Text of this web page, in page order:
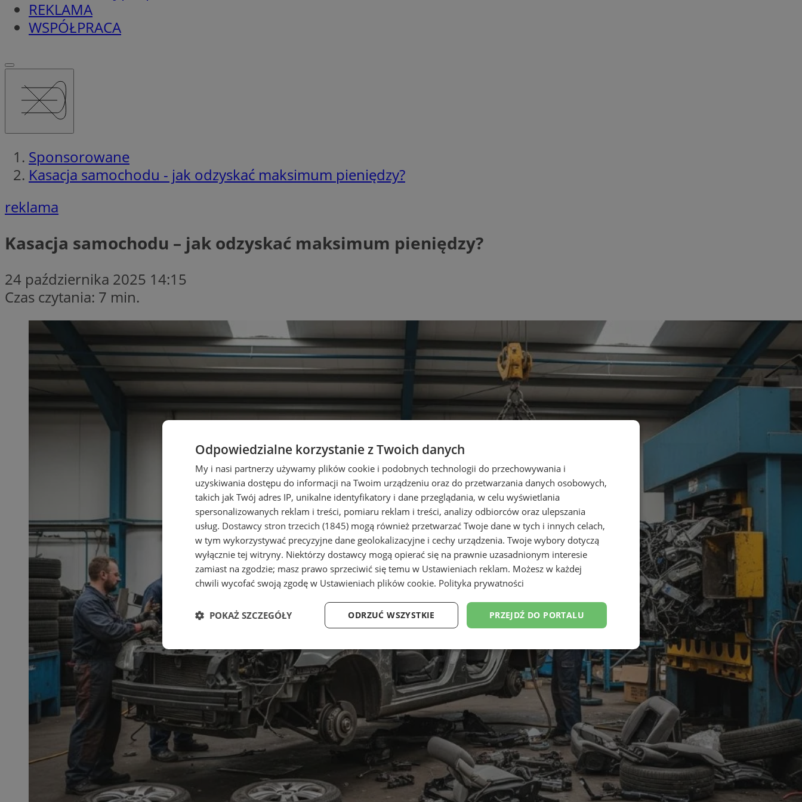
REKLAMA
WSPÓŁPRACA
Sponsorowane
Kasacja samochodu - jak odzyskać maksimum pieniędzy?
reklama
Kasacja samochodu – jak odzyskać maksimum pieniędzy?
24 października 2025 14:15
Czas czytania: 7 min.
Odpowiedzialne korzystanie z Twoich danych
My i nasi partnerzy używamy plików cookie i podobnych technologii do przechowywania i
uzyskiwania dostępu do informacji na Twoim urządzeniu oraz do przetwarzania danych osobowych,
takich jak Twój adres IP, unikalne identyfikatory i dane przeglądania, w celu wyświetlania
spersonalizowanych reklam i treści, pomiaru reklam i treści, analizy odbiorców oraz ulepszania
usług. Dostawcy stron trzecich (1845) mogą również przetwarzać Twoje dane w tych i innych celach,
w tym wykorzystywać precyzyjne dane geolokalizacyjne i cechy urządzenia. Twoje wybory dotyczą
wyłącznie tej witryny. Niektórzy dostawcy mogą opierać się na prawnie uzasadnionym interesie
zamiast na zgodzie; masz prawo sprzeciwić się temu w Ustawieniach reklam. Możesz w każdej
chwili wycofać swoją zgodę w Ustawieniach plików cookie. Polityka prywatności
PRZEJDŹ DO PORTALU
ODRZUĆ WSZYSTKIE
POKAŻ SZCZEGÓŁY
Niezbędne Wydajność Targetowanie Funkcjonalność Niesklasyfikowane
Niezbędne Wydajność Targetowanie Funkcjonalność Niesklasyfikowane
Niezbędne pliki cookie umożliwiają korzystanie z podstawowych funkcji strony internetowej, takich jak logowanie użytkownika i
zarządzanie kontem. Bez niezbędnych plików cookie nie można prawidłowo korzystać ze strony internetowej.
Provider / Domena
Okres
przechowywania
Opis